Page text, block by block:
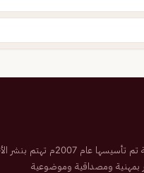
صحيفة إلكترونية سعودية تم تأسيسها
بمهنية ومصداقية وموضوعية